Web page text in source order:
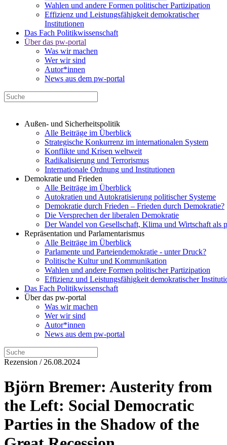
Wahlen und andere Formen politischer Partizipation
Effizienz und Leistungsfähigkeit demokratischer
Institutionen
Das Fach Politikwissenschaft
Über das pw-portal
Was wir machen
Wer wir sind
Autor*innen
News aus dem pw-portal
Außen- und Sicherheitspolitik
Alle Beiträge im Überblick
Strategische Konkurrenz im internationalen System
Konflikte und Krisen weltweit
Radikalisierung und Terrorismus
Internationale Ordnung und Institutionen
Demokratie und Frieden
Alle Beiträge im Überblick
Autokratien und Autokratisierung politischer Systeme
Demokratie durch Frieden – Frieden durch Demokratie?
Die Versprechen der liberalen Demokratie
Der Wandel von Gesellschaft, Klima und Wirtschaft als
Repräsentation und Parlamentarismus
Alle Beiträge im Überblick
Parlamente und Parteiendemokratie - unter Druck?
Politische Kultur und Kommunikation
Wahlen und andere Formen politischer Partizipation
Effizienz und Leistungsfähigkeit demokratischer
Das Fach Politikwissenschaft
Über das pw-portal
Was wir machen
Wer wir sind
Autor*innen
News aus dem pw-portal
Rezension / 26.08.2024
Björn Bremer: Austerity from
the Left: Social Democratic
Parties in the Shadow of the